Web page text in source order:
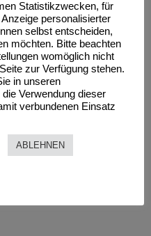
Statistikzwecken, für
personalisierter
selbst entscheiden,
möchten. Bitte beachten
womöglich nicht
zur Verfügung stehen.
in unseren
Verwendung dieser
verbundenen Einsatz
ABLEHNEN